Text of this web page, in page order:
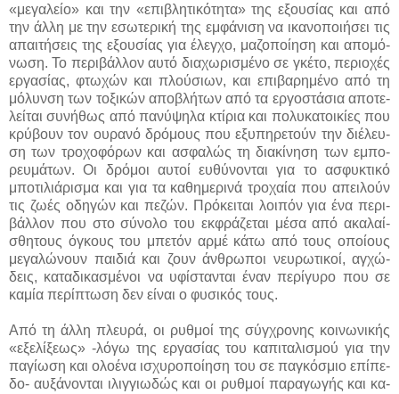
«με­γα­λεί­ο» και την «ε­πι­βλη­τι­κό­τη­τα» της ε­ξου­σί­ας και α­πό
την άλ­λη με την ε­σω­τε­ρι­κή της εμ­φά­νι­ση να ι­κα­νοποι­ή­σει τις
α­παι­τή­σεις της ε­ξου­σί­ας για έ­λεγ­χο, μα­ζο­ποί­η­ση και α­πο­μό­
νω­ση. Το πε­ρι­βάλ­λον αυ­τό δια­χω­ρι­σμέ­νο σε γκέ­το, πε­ριο­χές
ερ­γα­σί­ας, φτω­χών και πλού­σιων, και ε­πι­βα­ρη­μέ­νο α­πό τη
μό­λυν­ση των το­ξι­κών α­πο­βλή­των α­πό τα ερ­γο­στά­σια α­πο­τε­
λεί­ται συ­νή­θως α­πό πα­νύ­ψη­λα κτί­ρια και πο­λυ­κα­τοι­κί­ες που
κρύ­βουν τον ου­ρα­νό δρό­μους που ε­ξυ­πη­ρε­τούν την διέ­λευ­
ση των τρο­χο­φό­ρων και α­σφα­λώς τη δια­κί­νη­ση των ε­μπο­
ρευ­μά­των. Οι δρό­μοι αυ­τοί ευ­θύ­νο­νται για το α­σφυ­κτι­κό
μπο­τι­λιά­ρι­σμα και για τα κα­θη­με­ρι­νά τρο­χαί­α που α­πει­λούν
τις ζω­ές ο­δη­γών και πε­ζών. Πρό­κει­ται λοι­πόν για έ­να πε­ρι­
βάλ­λον που στο σύ­νο­λο του εκ­φρά­ζε­ται μέ­σα α­πό α­κα­λαί­
σθη­τους ό­γκους του μπε­τόν αρ­μέ κά­τω α­πό τους ο­ποί­ους
με­γα­λώ­νουν παι­διά και ζουν άν­θρω­ποι νευ­ρω­τι­κοί, αγ­χώ­
δεις, κα­τα­δι­κα­σμέ­νοι να υ­φί­στα­νται έ­ναν πε­ρί­γυ­ρο που σε
κα­μί­α πε­ρί­πτω­ση δεν εί­ναι ο φυ­σι­κός τους.
Α­πό τη άλ­λη πλευ­ρά, οι ρυθ­μοί της σύγ­χρο­νης κοι­νω­νι­κής
«ε­ξε­λί­ξε­ως» -λό­γω της ερ­γα­σί­ας του κα­πι­τα­λι­σμού για την
πα­γί­ω­ση και ο­λο­έ­να ι­σχυ­ρο­ποί­η­ση του σε πα­γκό­σμιο ε­πί­πε­
δο- αυ­ξά­νο­νται ι­λιγ­γιω­δώς και οι ρυθ­μοί πα­ρα­γω­γής και κα­